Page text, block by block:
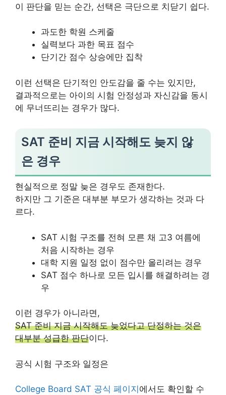
이 판단을 믿는 순간, 선택은 극단으로 치닫기 쉽다.
과도한 학원 스케줄
실력보다 과한 목표 점수
단기간 점수 상승에만 집착
이런 선택은 단기적인 안도감을 줄 수는 있지만,
결과적으로는 아이의 시험 안정성과 자신감을 동시
에 무너뜨리는 경우가 많다.
SAT 준비 지금 시작해도 늦지 않
은 경우
현실적으로 정말 늦은 경우도 존재한다.
하지만 그 기준은 대부분 부모가 생각하는 것과 다
르다.
SAT 시험 구조를 전혀 모른 채 고3 여름에
처음 시작하는 경우
대학 지원 일정 없이 점수만 올리려는 경우
SAT 점수 하나로 모든 입시를 해결하려는 경
우
이런 경우가 아니라면,
SAT 준비 지금 시작해도 늦었다고 단정하는 것은
대부분 성급한 판단이다.
공식 시험 구조와 일정은
College Board SAT 공식 페이지에서도 확인할 수